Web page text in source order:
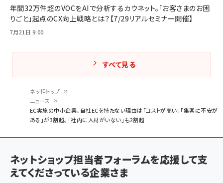
く
ず
ネッ担トップ
ニュース
EC実施の中小企業、自社ECを持たない理由は「コストが高い」「集客に不安が
ある」が3割超。「社内に人材がいない」も2割超
年間32万件超のVOCをAIで分析するカウネット。「お客さまのお困
りごと」起点のCX向上戦略とは？【7/29リアルセミナー開催】
7月21日 9:00
すべて見る
ネットショップ担当者フォーラムを応援して支
えてくださっている企業さま